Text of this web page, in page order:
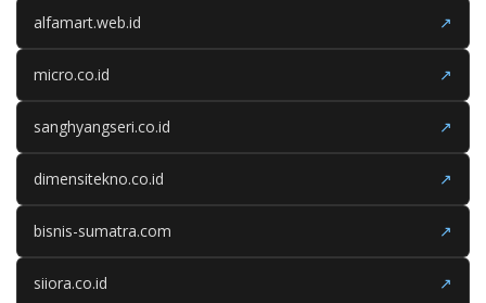
alfamart.web.id ↗
micro.co.id ↗
sanghyangseri.co.id ↗
dimensitekno.co.id ↗
bisnis-sumatra.com ↗
siiora.co.id ↗